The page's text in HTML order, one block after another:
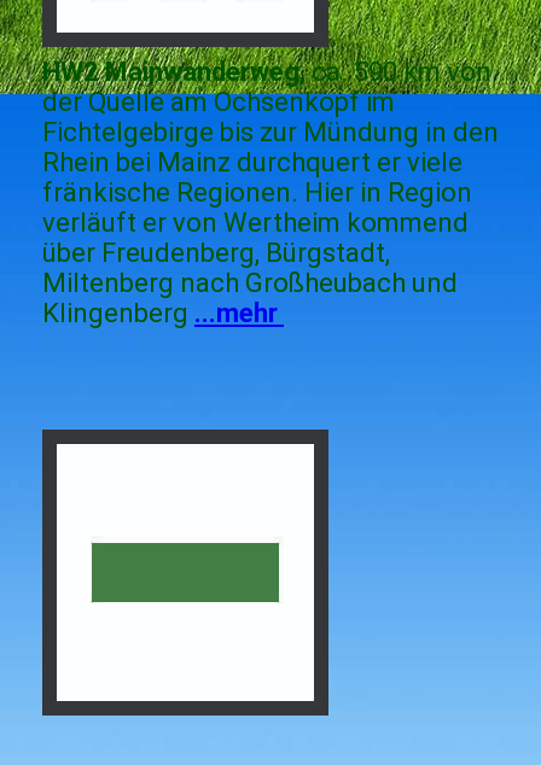
HW2 Mainwanderweg,ca. 590 km von
der Quelle am Ochsenkopf im
Fichtelgebirge bis zur Mündung in den
Rhein bei Mainz durchquert er viele
fränkische Regionen. Hier in Region
verläuft er von Wertheim kommend
über Freudenberg, Bürgstadt,
Miltenberg nach Großheubach und
Klingenberg ...mehr